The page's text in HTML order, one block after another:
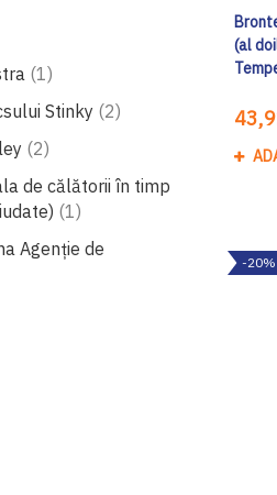
1produs
Stinky 2produse
2produse
de călătorii în timp
1produs
Agenție de
(al
-20%